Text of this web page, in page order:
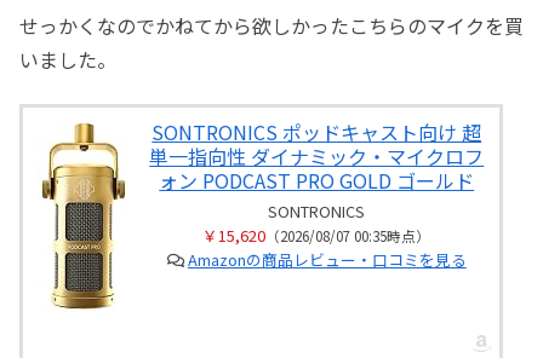
せっかくなのでかねてから欲しかったこちらのマイクを買
いました。
SONTRONICS ポッドキャスト向け 超
単一指向性 ダイナミック・マイクロフ
ォン PODCAST PRO GOLD ゴールド
SONTRONICS
￥15,620 （2026/08/07 00:35時点）
Amazonの商品レビュー・口コミを見る